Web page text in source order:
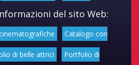
del sito Web:
Catalogo con
di belle attrici Portfolio di